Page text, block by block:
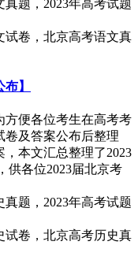
试卷，北京高考语文真
】
方便各位考生在高考考
卷及答案公布后整理
本文汇总整理了2023
供各位2023届北京考
试卷，北京高考历史真